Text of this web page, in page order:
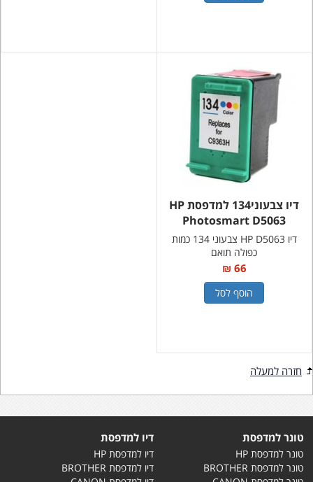
דיו צבעוני134 למדפסת HP
Photosmart D5063
דיו HP D5063 צבעוני 134 כמות
כפולה תואם
66 ₪
הוסף לסל
חזרה למעלה
טונר למדפסת
טונר למדפסת HP
טונר למדפסת BROTHER
דיו למדפסת
דיו למדפסת HP
דיו למדפסת BROTHER